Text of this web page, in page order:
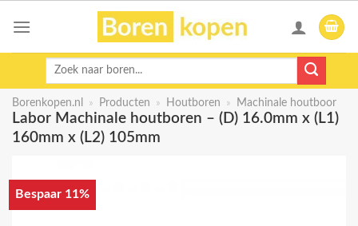
Zoeken
Borenkopen.nl » Producten » Houtboren » Machinale houtboor
Labor Machinale houtboren – (D) 16.0mm x (L1)
160mm x (L2) 105mm
Bespaar 11%